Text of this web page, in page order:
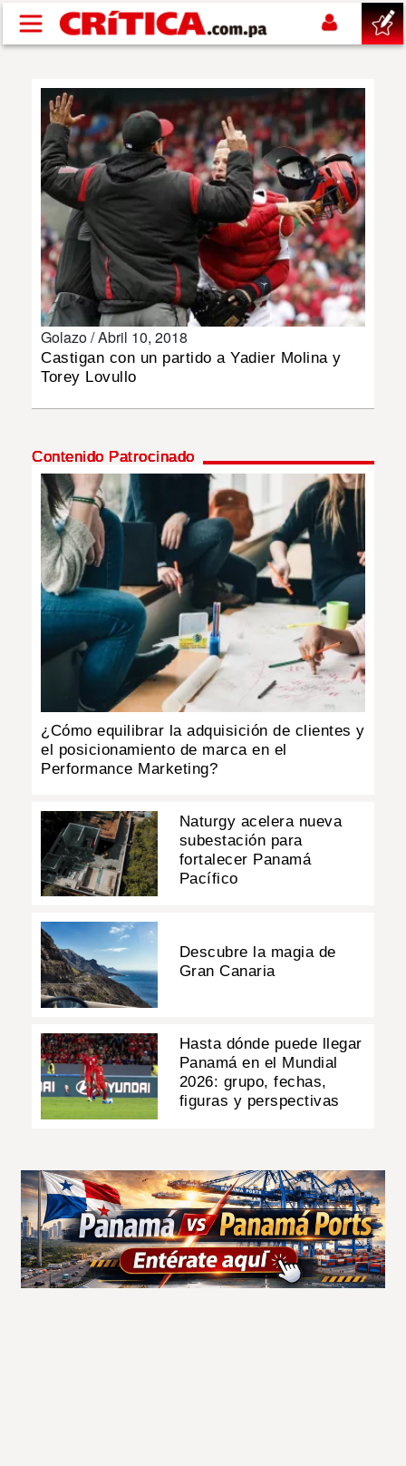
Pasar al contenido principal
SUCESOS
NACIONAL
POLÍTICA
SHOW
DEPORTES
MULTIMEDIA
IMPRESO
Golazo /Abril 10, 2018
Castigan con un partido a Yadier Molina y
Torey Lovullo
Contenido Patrocinado
¿Cómo equilibrar la adquisición de clientes y
el posicionamiento de marca en el
Performance Marketing?
Naturgy acelera nueva
subestación para
fortalecer Panamá
Pacífico
Descubre la magia de
Gran Canaria
Hasta dónde puede llegar
Panamá en el Mundial
2026: grupo, fechas,
figuras y perspectivas